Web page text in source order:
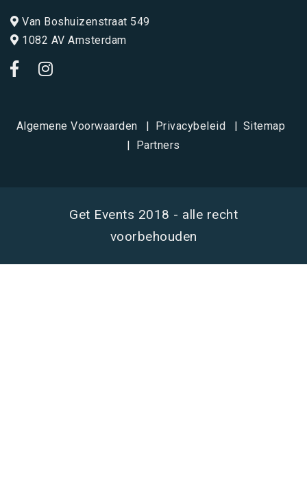
Van Boshuizenstraat 549
1082 AV Amsterdam
Algemene Voorwaarden Privacybeleid
Sitemap
Partners
Get Events 2018 - alle recht
voorbehouden